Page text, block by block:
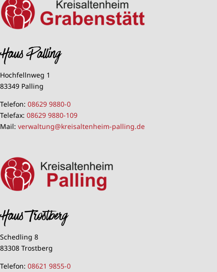
Haus Palling
Hochfellnweg 1
83349 Palling
Telefon: 08629 9880-0
Telefax: 08629 9880-109
Mail: verwaltung@kreisaltenheim-palling.de
Haus Trostberg
Schedling 8
83308 Trostberg
Telefon: 08621 9855-0